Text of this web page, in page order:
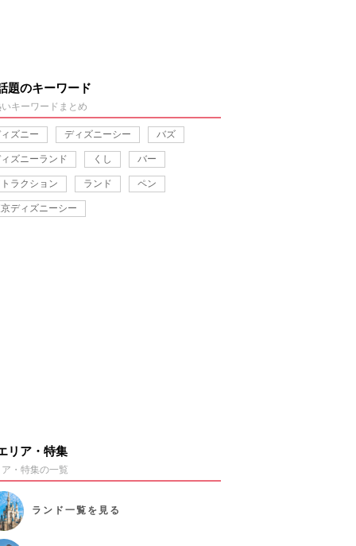
題のキーワード
キーワードまとめ
ズニー ディズニーシー バズ
ズニーランド くし バー
ラクション ランド ペン
ディズニーシー
リア・特集
・特集の一覧
ランド 一覧を見る